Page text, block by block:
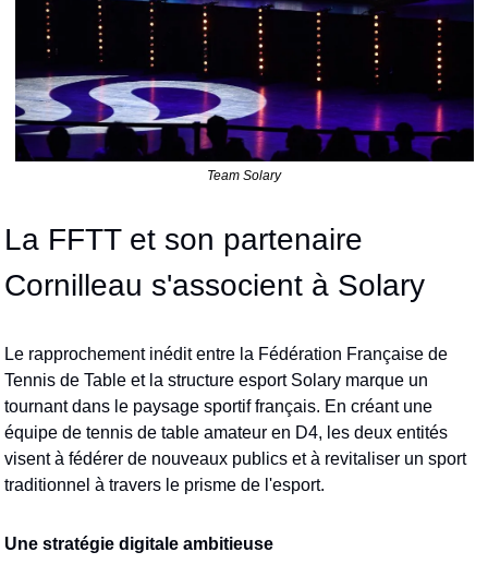
Team Solary
La FFTT et son partenaire
Cornilleau s'associent à Solary
Le rapprochement inédit entre la Fédération Française de
Tennis de Table et la structure esport Solary marque un
tournant dans le paysage sportif français. En créant une
équipe de tennis de table amateur en D4, les deux entités
visent à fédérer de nouveaux publics et à revitaliser un sport
traditionnel à travers le prisme de l'esport.
Une stratégie digitale ambitieuse